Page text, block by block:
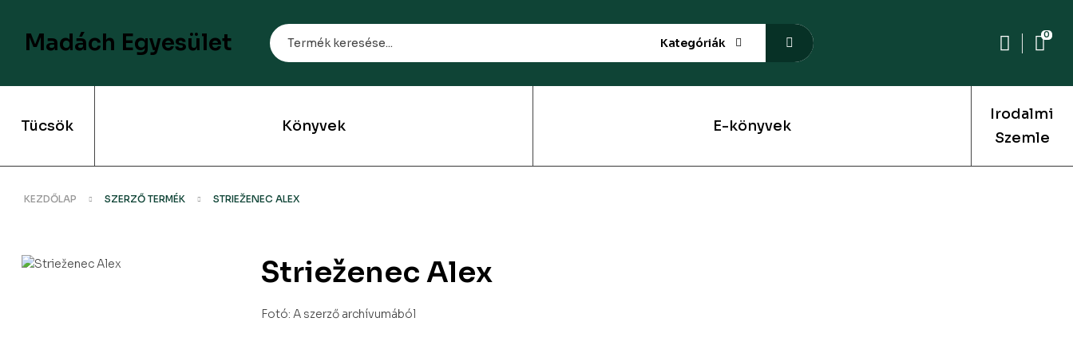
Madách Egyesület Kategóriák
0
Tücsök Könyvek E-könyvek
Irodalmi
Szemle
KEZDŐLAP SZERZŐ TERMÉK STRIEŽENEC ALEX
Strieženec Alex
Fotó: A szerző archívumából